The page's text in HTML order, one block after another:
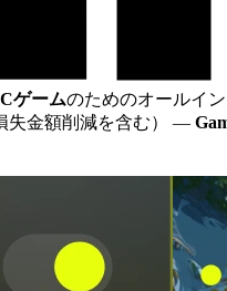
ゲームのためのオールイ
金額削減を含む） —